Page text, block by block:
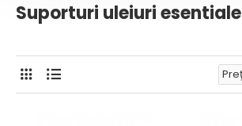
Suporturi uleiuri esentiale